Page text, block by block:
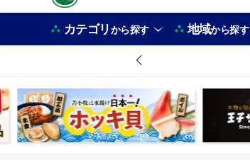
カテゴリから探す 地域から探す